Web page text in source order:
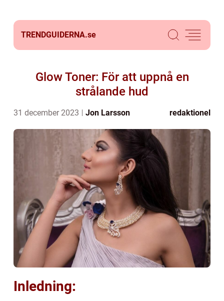
TRENDGUIDERNA.se
Glow Toner: För att uppnå en
strålande hud
31 december 2023 Jon Larsson redaktionel
Inledning: